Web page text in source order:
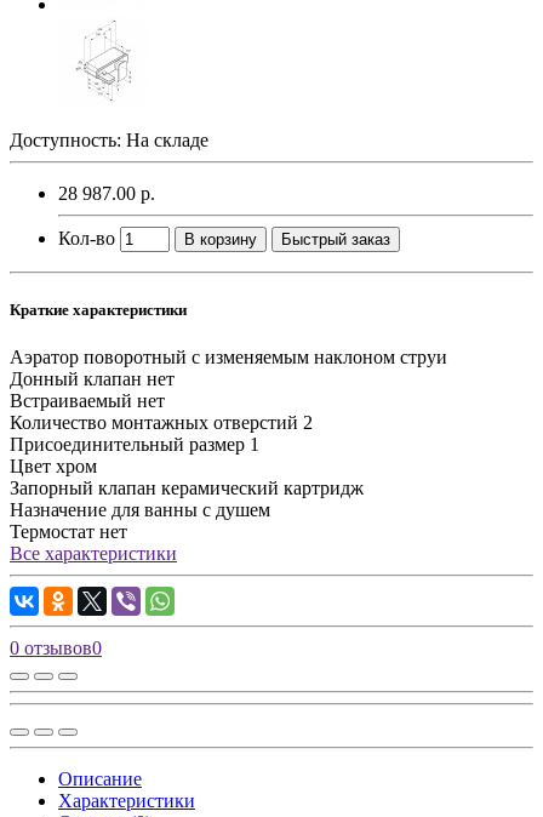
Доступность: На складе
28 987.00 р.
Кол-во В корзину Быстрый заказ
Краткие характеристики
Аэратор поворотный с изменяемым наклоном струи
Донный клапан нет
Встраиваемый нет
Количество монтажных отверстий 2
Присоединительный размер 1
Цвет хром
Запорный клапан керамический картридж
Назначение для ванны с душем
Термостат нет
Все характеристики
0 отзывов0
Описание
Характеристики